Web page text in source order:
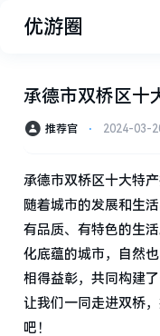
优游圈
承德市双桥区十
推荐官 ⋅ 2024-03-
承德市双桥区十大特
随着城市的发展和生
有品质、有特色的生
化底蕴的城市，自然
相得益彰，共同构建
让我们一同走进双桥
吧！